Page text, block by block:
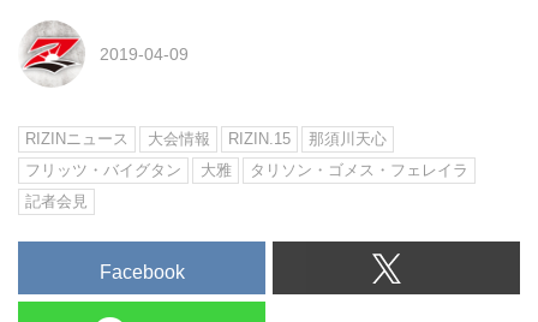
2019-04-09
RIZINニュース 大会情報 RIZIN.15
那須川天心
フリッツ・バイグタン
大雅
タリソン・ゴメス・フェレイラ
記者会見
Facebook